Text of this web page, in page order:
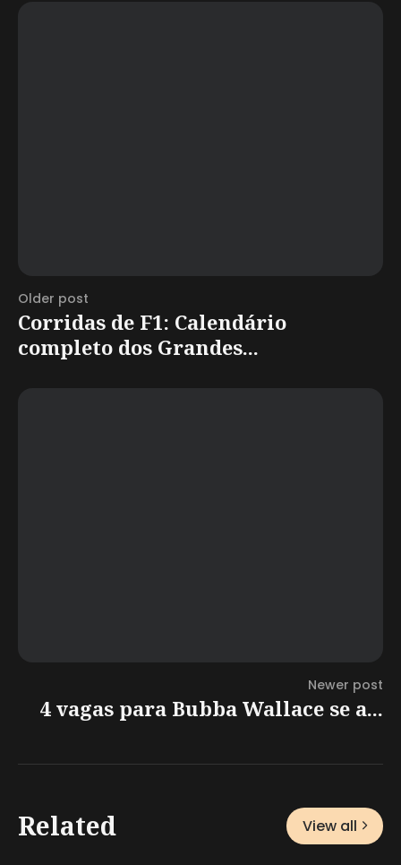
Older post
Corridas de F1: Calendário
completo dos Grandes...
Newer post
4 vagas para Bubba Wallace se a...
Related View all